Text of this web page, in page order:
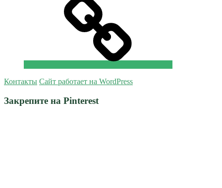
Контакты Сайт работает на WordPress
Закрепите на Pinterest